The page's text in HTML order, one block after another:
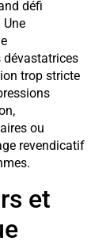
défi
dévastatrices
trop stricte
ou
revendicatif
et